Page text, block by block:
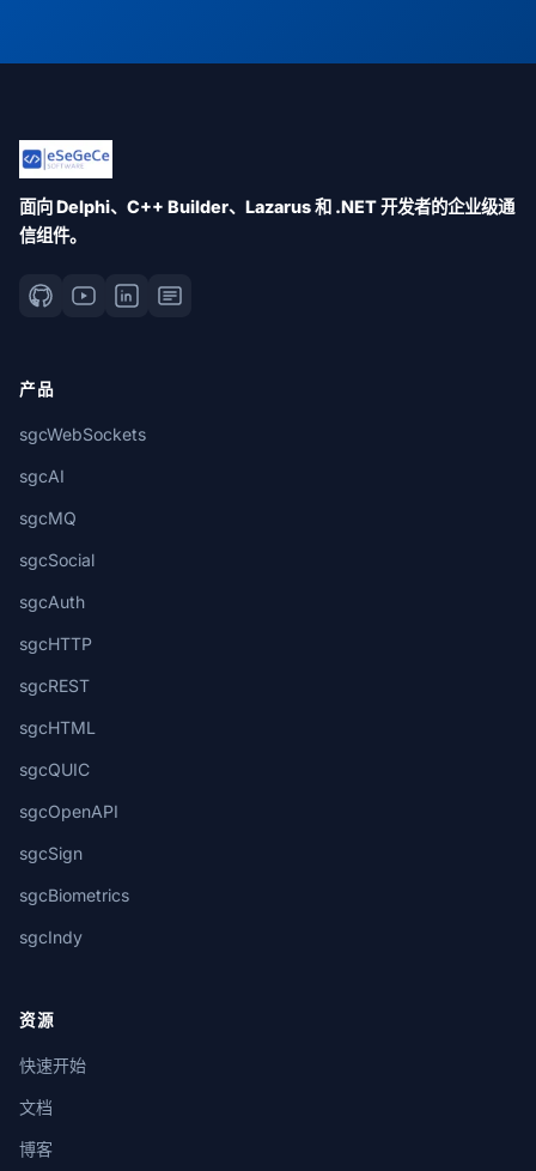
面向 Delphi、C++ Builder、Lazarus 和 .NET 开发者的企业级通
信组件。
产品
sgcWebSockets
sgcAI
sgcMQ
sgcSocial
sgcAuth
sgcHTTP
sgcREST
sgcHTML
sgcQUIC
sgcOpenAPI
sgcSign
sgcBiometrics
sgcIndy
资源
快速开始
文档
博客